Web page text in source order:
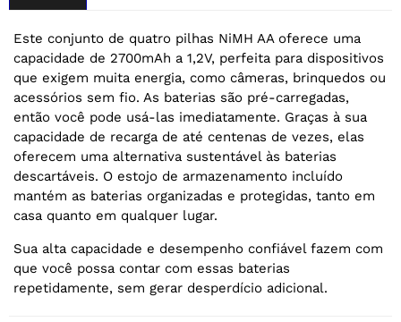
Este conjunto de quatro pilhas NiMH AA oferece uma
capacidade de 2700mAh a 1,2V, perfeita para dispositivos
que exigem muita energia, como câmeras, brinquedos ou
acessórios sem fio. As baterias são pré-carregadas,
então você pode usá-las imediatamente. Graças à sua
capacidade de recarga de até centenas de vezes, elas
oferecem uma alternativa sustentável às baterias
descartáveis. O estojo de armazenamento incluído
mantém as baterias organizadas e protegidas, tanto em
casa quanto em qualquer lugar.
Sua alta capacidade e desempenho confiável fazem com
que você possa contar com essas baterias
repetidamente, sem gerar desperdício adicional.